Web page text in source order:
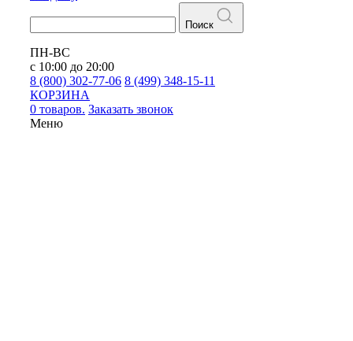
Поиск
ПН-ВС
с 10:00 до 20:00
8 (800) 302-77-06 8 (499) 348-15-11
КОРЗИНА
0 товаров. Заказать звонок
Меню